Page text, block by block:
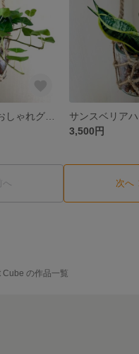
3,500円
へ 次へ
Cube の作品一覧